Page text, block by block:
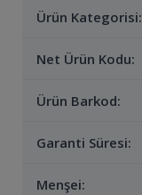
Ürün Kategorisi:
Net Ürün Kodu:
Ürün Barkod:
Garanti Süresi:
Menşei: